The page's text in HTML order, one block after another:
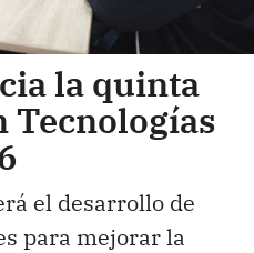
la quinta
Tecnologías
el desarrollo de
para mejorar la